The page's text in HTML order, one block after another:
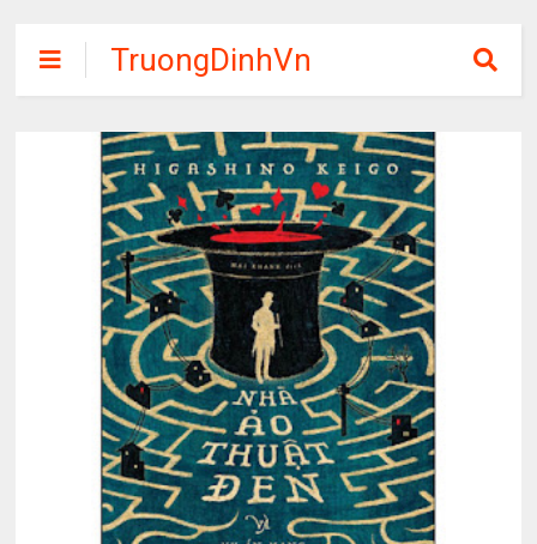
TruongDinhVn
Chia sẽ ebook,
các khóa học,
phần mềm học
tập miễn phí